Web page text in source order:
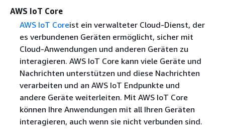
AWS IoT Core
AWS IoT Coreist ein verwalteter Cloud-Dienst, der
es verbundenen Geräten ermöglicht, sicher mit
Cloud-Anwendungen und anderen Geräten zu
interagieren. AWS IoT Core kann viele Geräte und
Nachrichten unterstützen und diese Nachrichten
verarbeiten und an AWS IoT Endpunkte und
andere Geräte weiterleiten. Mit AWS IoT Core
können Ihre Anwendungen mit all Ihren Geräten
interagieren, auch wenn sie nicht verbunden sind.